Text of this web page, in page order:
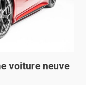
voiture neuve